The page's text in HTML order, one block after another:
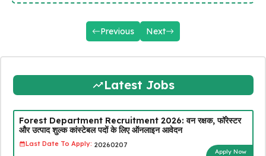
Previous Next
Latest Jobs
Forest Department Recruitment 2026: वन रक्षक, फॉरेस्टर
और उत्पाद शुल्क कांस्टेबल पदों के लिए ऑनलाइन आवेदन
Last Date To Apply: 20260207
Apply Now